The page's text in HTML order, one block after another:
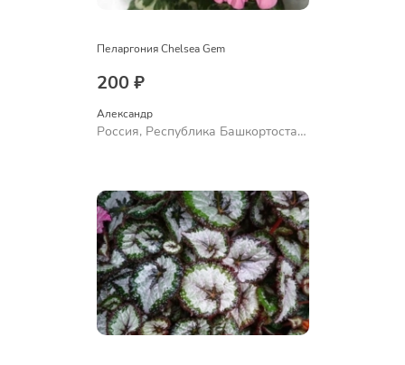
Пеларгония Chelsea Gem
200 ₽
Александр
Россия, Республика Башкортостан,